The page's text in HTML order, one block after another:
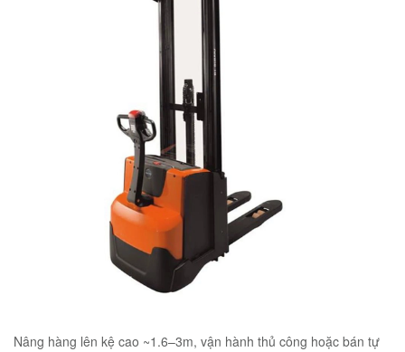
Nâng hàng lên kệ cao ~1.6–3m, vận hành thủ công hoặc bán tự